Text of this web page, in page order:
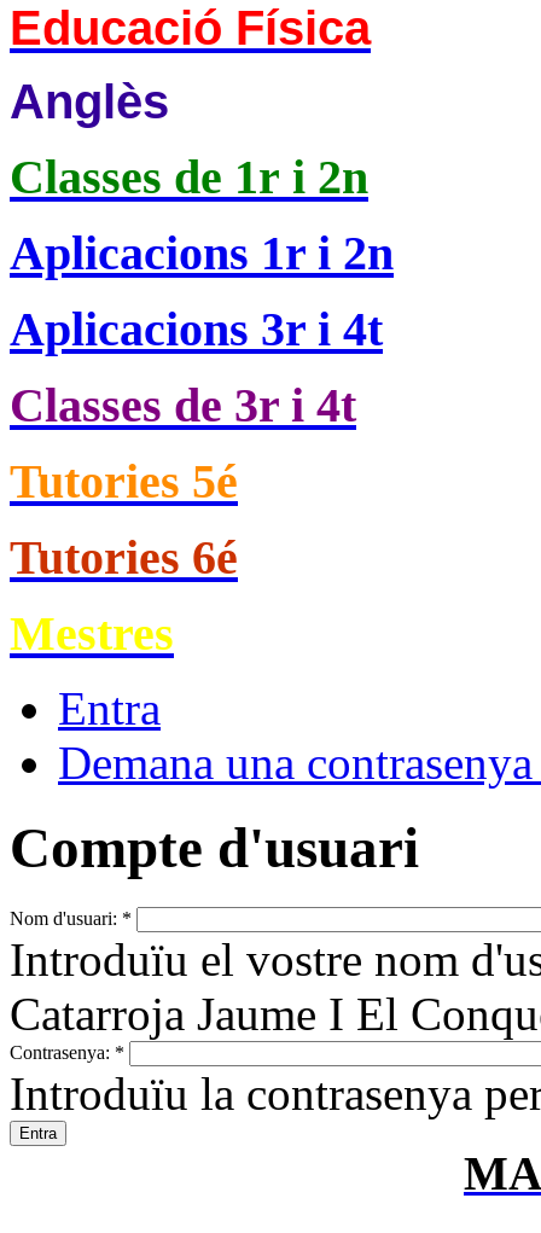
Educació Física
Anglès
Classes de 1r i 2n
Aplicacions 1r i 2n
Aplicacions 3r i 4t
Classes de 3r i 4t
Tutories 5é
Tutories 6é
Mestres
Entra
Demana una
Compte d'usuari
Nom d'usuari: *
Introduïu el vostre nom
Catarroja Jaume I El
Contrasenya: *
Introduïu la contrasenya